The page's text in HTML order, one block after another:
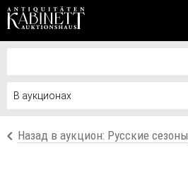
Назад в аукцион: Русские сезоны